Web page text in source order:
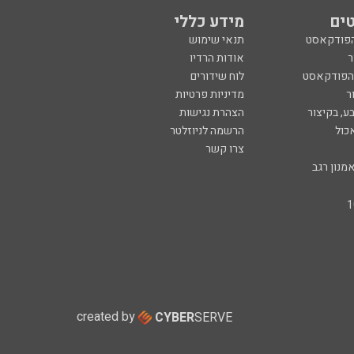
מידע כללי
תנאי שימוש
אודות הרדיו
הפודקאסט
לוח שידורים
מדיניות פרטיות
בקיצור
הצהרת נגישות
הרשמה לניוזלטר
צרו קשר
רגב
created by CYBERSERVE